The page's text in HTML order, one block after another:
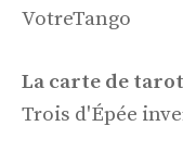
VotreTango
La carte de
Trois d'Épée